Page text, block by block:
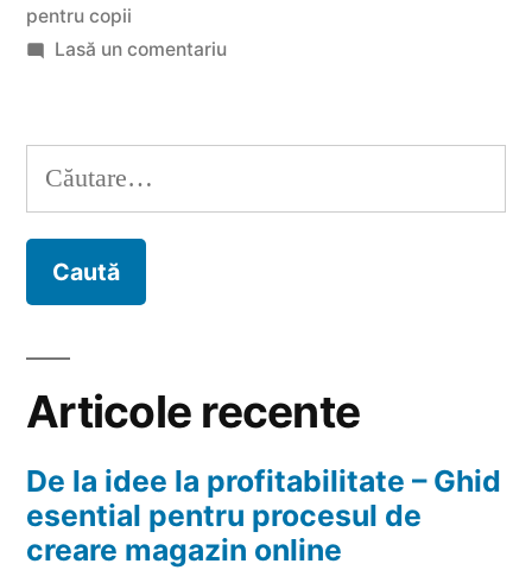
pentru copii
Lasă un comentariula
patucuri
copii
Caută
după:
Articole recente
De la idee la profitabilitate – Ghid
esential pentru procesul de
creare magazin online